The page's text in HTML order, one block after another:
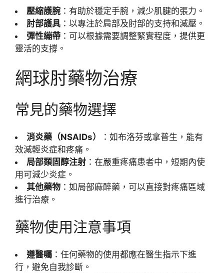
壓縮護腕 ：有助於穩定手腕，減少肌腱的張力。
肘部護具 ：以專注於肩部及肘部的支持和減壓。
彈性繃帶 ：可以根據需要調整緊實程度，提供更
靈活的支撐。
網球肘藥物治療
常見的藥物選擇
消炎藥（NSAIDs）
：如布洛芬或拿普生，能有
效減輕炎症和疼痛。
局部類固醇注射 ：在嚴重疼痛患者中，短期內使
用可減少炎症。
其他藥物 ：如局部麻醉藥，可以直接對疼痛區域
進行治療。
藥物使用注意事項
遵醫囑 ：任何藥物的使用都應在醫生指示下進
行，避免自我診斷。